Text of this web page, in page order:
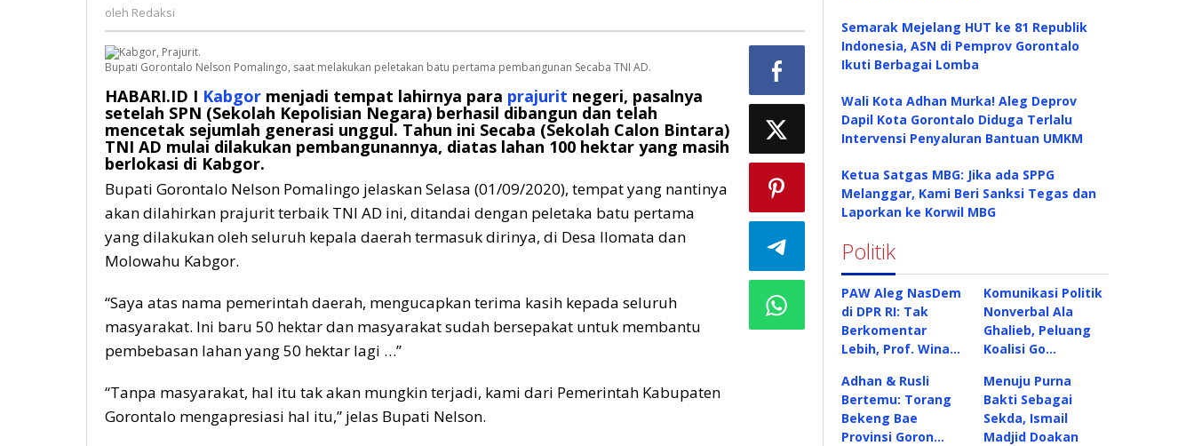
oleh Redaksi
Bupati Gorontalo Nelson Pomalingo, saat melakukan peletakan batu pertama pembangunan Secaba TNI AD.
HABARI.ID I Kabgor menjadi tempat lahirnya para prajurit negeri, pasalnya
setelah SPN (Sekolah Kepolisian Negara) berhasil dibangun dan telah
mencetak sejumlah generasi unggul. Tahun ini Secaba (Sekolah Calon Bintara)
TNI AD mulai dilakukan pembangunannya, diatas lahan 100 hektar yang masih
berlokasi di Kabgor.
Bupati Gorontalo Nelson Pomalingo jelaskan Selasa (01/09/2020), tempat yang nantinya
akan dilahirkan prajurit terbaik TNI AD ini, ditandai dengan peletaka batu pertama
yang dilakukan oleh seluruh kepala daerah termasuk dirinya, di Desa Ilomata dan
Molowahu Kabgor.
“Saya atas nama pemerintah daerah, mengucapkan terima kasih kepada seluruh
masyarakat. Ini baru 50 hektar dan masyarakat sudah bersepakat untuk membantu
pembebasan lahan yang 50 hektar lagi …”
“Tanpa masyarakat, hal itu tak akan mungkin terjadi, kami dari Pemerintah Kabupaten
Gorontalo mengapresiasi hal itu,” jelas Bupati Nelson.
Semarak Mejelang HUT ke 81 Republik
Indonesia, ASN di Pemprov Gorontalo
Ikuti Berbagai Lomba
Wali Kota Adhan Murka! Aleg Deprov
Dapil Kota Gorontalo Diduga Terlalu
Intervensi Penyaluran Bantuan UMKM
Ketua Satgas MBG: Jika ada SPPG
Melanggar, Kami Beri Sanksi Tegas dan
Laporkan ke Korwil MBG
Politik
PAW Aleg NasDem
di DPR RI: Tak
Berkomentar
Lebih, Prof. Wina…
Komunikasi Politik
Nonverbal Ala
Ghalieb, Peluang
Koalisi Go…
Adhan & Rusli
Bertemu: Torang
Bekeng Bae
Provinsi Goron…
Menuju Purna
Bakti Sebagai
Sekda, Ismail
Madjid Doakan